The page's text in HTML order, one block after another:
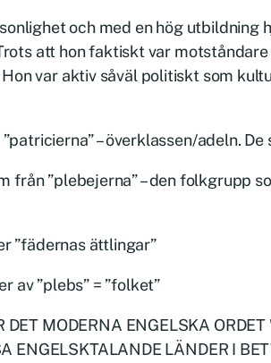
och med en hög utbildning
att hon faktiskt var
var aktiv såväl politiskt som
– överklassen/adeln. De
från ”plebejerna” – den folkgrupp
”fädernas ättlingar”
av ”plebs” = ”folket”
MODERNA ENGELSKA ORDET
ENGELSKTALANDE LÄNDER I